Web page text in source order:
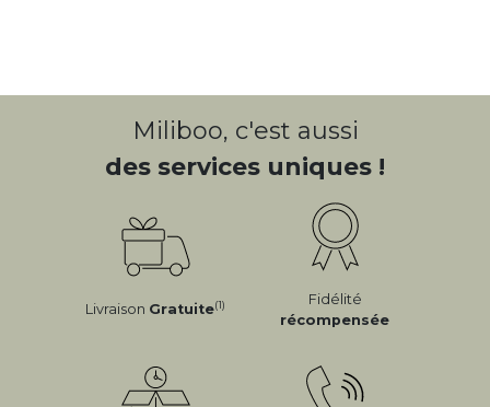
Miliboo, c'est aussi
des services uniques !
Livraison Gratuite(1)
Fidélité
récompensée